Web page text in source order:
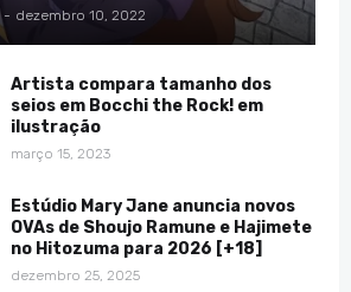
- dezembro 10, 2022
Artista compara tamanho dos
seios em Bocchi the Rock! em
ilustração
março 15, 2023
Estúdio Mary Jane anuncia novos
OVAs de Shoujo Ramune e Hajimete
no Hitozuma para 2026 [+18]
dezembro 25, 2025